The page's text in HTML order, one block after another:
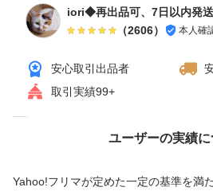
iori◆再出品可、7日以内発送
（2606） 本人確
安心取引出品者
取引実績99+
ユーザーの実績に
Yahoo!フリマが定めた一定の基準を満
価格の相談